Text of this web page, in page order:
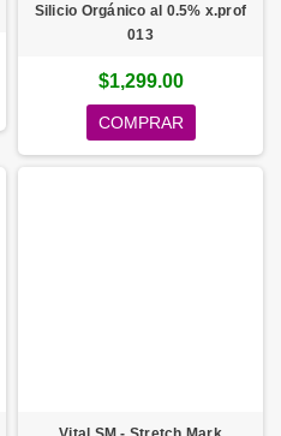
Silicio Orgánico al 0.5% x.prof
013
$1,299.00
COMPRAR